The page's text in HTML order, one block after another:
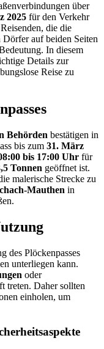
über
2025 für den Verkehr
die die
Dörfer auf beiden Seiten
In diesem
Details zur
Reise zu
Behörden bestätigen in
bis zum 31. März
bis 17:00 Uhr für
Tonnen geöffnet ist.
malerische Strecke zu
Mauthen in
des Plöckenpasses
unterliegen kann.
oder
treten. Daher sollten
einholen, um